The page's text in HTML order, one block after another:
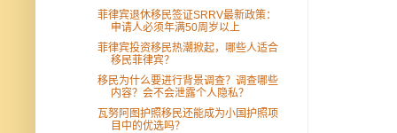
菲律宾退休移民签证SRRV最新政策：
申请人必须年满50周岁以上
菲律宾投资移民热潮掀起，哪些人适合
移民菲律宾？
移民为什么要进行背景调查？调查哪些
内容？会不会泄露个人隐私？
瓦努阿图护照移民还能成为小国护照项
目中的优选吗？